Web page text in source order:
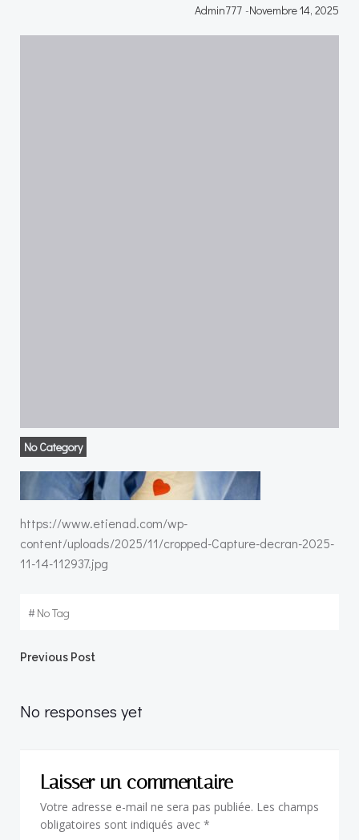
Admin777 -Novembre 14, 2025
No Category
https://www.etienad.com/wp-
content/uploads/2025/11/cropped-Capture-decran-2025-
11-14-112937.jpg
#No Tag
Post
navigation
Previous Post
No responses yet
Laisser un commentaire
Votre adresse e-mail ne sera pas publiée. Les champs
obligatoires sont indiqués avec *